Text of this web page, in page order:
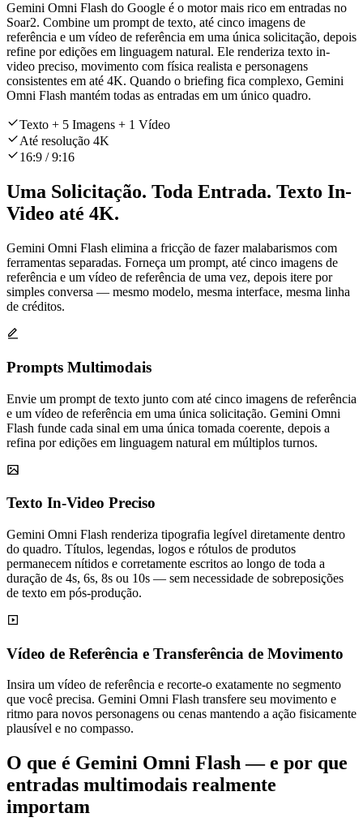
Gemini Omni Flash do Google é o motor mais rico em entradas no
Soar2. Combine um prompt de texto, até cinco imagens de
referência e um vídeo de referência em uma única solicitação, depois
refine por edições em linguagem natural. Ele renderiza texto in-
video preciso, movimento com física realista e personagens
consistentes em até 4K. Quando o briefing fica complexo, Gemini
Omni Flash mantém todas as entradas em um único quadro.
Texto + 5 Imagens + 1 Vídeo
Até resolução 4K
16:9 / 9:16
Uma Solicitação. Toda Entrada. Texto In-
Video até 4K.
Gemini Omni Flash elimina a fricção de fazer malabarismos com
ferramentas separadas. Forneça um prompt, até cinco imagens de
referência e um vídeo de referência de uma vez, depois itere por
simples conversa — mesmo modelo, mesma interface, mesma linha
de créditos.
Prompts Multimodais
Envie um prompt de texto junto com até cinco imagens de referência
e um vídeo de referência em uma única solicitação. Gemini Omni
Flash funde cada sinal em uma única tomada coerente, depois a
refina por edições em linguagem natural em múltiplos turnos.
Texto In-Video Preciso
Gemini Omni Flash renderiza tipografia legível diretamente dentro
do quadro. Títulos, legendas, logos e rótulos de produtos
permanecem nítidos e corretamente escritos ao longo de toda a
duração de 4s, 6s, 8s ou 10s — sem necessidade de sobreposições
de texto em pós-produção.
Vídeo de Referência e Transferência de Movimento
Insira um vídeo de referência e recorte-o exatamente no segmento
que você precisa. Gemini Omni Flash transfere seu movimento e
ritmo para novos personagens ou cenas mantendo a ação fisicamente
plausível e no compasso.
O que é Gemini Omni Flash — e por que
entradas multimodais realmente
importam